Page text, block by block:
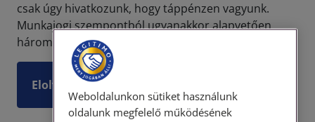
csak úgy hivatkozunk, hogy táppénzen vagyunk.
Munkajogi szempontból ugyanakkor alapvetően
három különböz...
Elolvasom
Weboldalunkon sütiket használunk
oldalunk megfelelő működésének